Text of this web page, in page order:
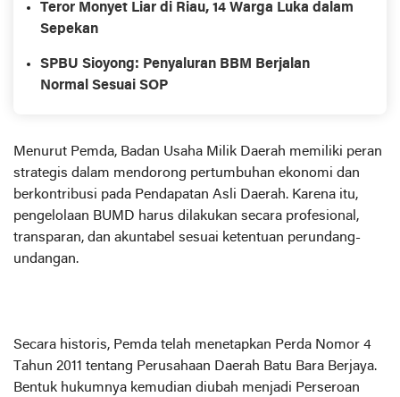
Teror Monyet Liar di Riau, 14 Warga Luka dalam
Sepekan
SPBU Sioyong: Penyaluran BBM Berjalan
Normal Sesuai SOP
Menurut Pemda, Badan Usaha Milik Daerah memiliki peran
strategis dalam mendorong pertumbuhan ekonomi dan
berkontribusi pada Pendapatan Asli Daerah. Karena itu,
pengelolaan BUMD harus dilakukan secara profesional,
transparan, dan akuntabel sesuai ketentuan perundang-
undangan.
Secara historis, Pemda telah menetapkan Perda Nomor 4
Tahun 2011 tentang Perusahaan Daerah Batu Bara Berjaya.
Bentuk hukumnya kemudian diubah menjadi Perseroan